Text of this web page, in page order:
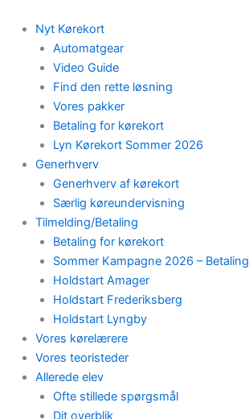
content
Nyt Kørekort
Automatgear
Video Guide
Find den rette løsning
Vores pakker
Betaling for kørekort
Lyn Kørekort Sommer 2026
Generhverv
Generhverv af kørekort
Særlig køreundervisning
Tilmelding/Betaling
Betaling for kørekort
Sommer Kampagne 2026 – Betaling
Holdstart Amager
Holdstart Frederiksberg
Holdstart Lyngby
Vores kørelærere
Vores teoristeder
Allerede elev
Ofte stillede spørgsmål
Dit overblik